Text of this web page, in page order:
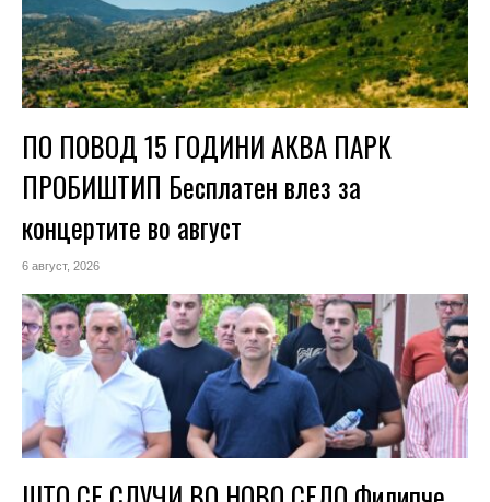
ПО ПОВОД 15 ГОДИНИ АКВА ПАРК
ПРОБИШТИП Бесплатен влез за
концертите во август
6 август, 2026